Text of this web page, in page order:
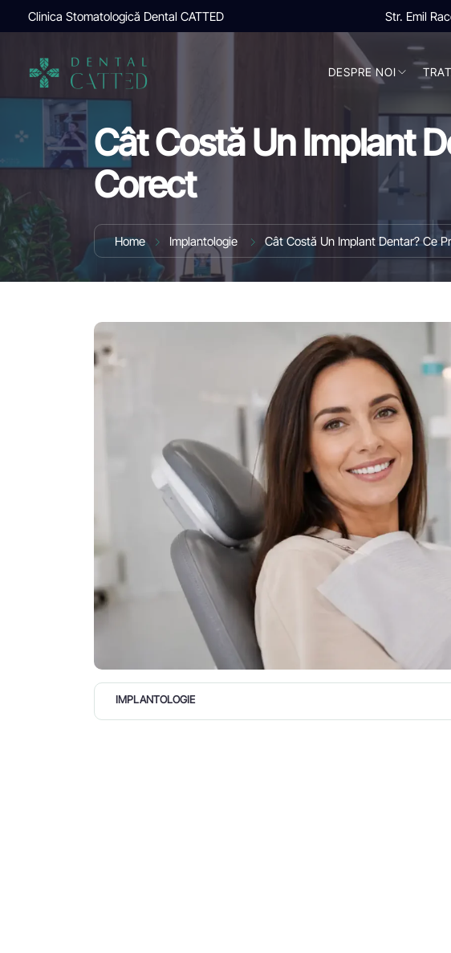
Clinica Stomatologică Dental CATTED Str. Emil
DESPRE NOI
Cât Costă Un Implant
Corect
Home Implantologie Cât Costă Un Implant Dentar? Ce
IMPLANTOLOGIE